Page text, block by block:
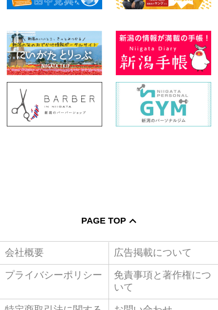
PAGE TOP
会社概要 広告掲載について
プライバシーポリシー
免責事項と著作権につ
いて